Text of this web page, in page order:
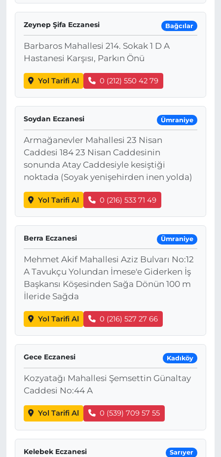
Zeynep Şifa Eczanesi Bağcılar
Barbaros Mahallesi 214. Sokak 1 D A
Hastanesi Karşısı, Parkın Önü
Yol Tarifi Al 0 (212) 550 42 79
Soydan Eczanesi Ümraniye
Armağanevler Mahallesi 23 Nisan
Caddesi 184 23 Nisan Caddesinin
sonunda Atay Caddesiyle kesiştiği
noktada (Soyak yenişehirden inen yolda)
Yol Tarifi Al 0 (216) 533 71 49
Berra Eczanesi Ümraniye
Mehmet Akif Mahallesi Aziz Bulvarı No:12
A Tavukçu Yolundan İmese'e Giderken İş
Başkansı Köşesinden Sağa Dönün 100 m
İleride Sağda
Yol Tarifi Al 0 (216) 527 27 66
Gece Eczanesi Kadıköy
Kozyatağı Mahallesi Şemsettin Günaltay
Caddesi No:44 A
Yol Tarifi Al 0 (539) 709 57 55
Kelebek Eczanesi Sarıyer